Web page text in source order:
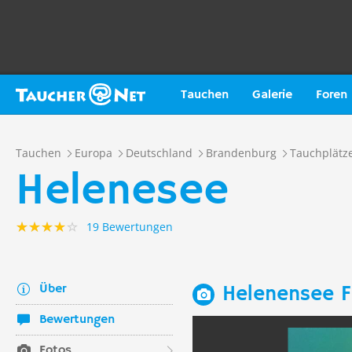
Tauchen Galerie Foren
Tauchen Europa Deutschland Brandenburg
Helenesee
19 Bewertungen
Über
Bewertungen
Helenensee